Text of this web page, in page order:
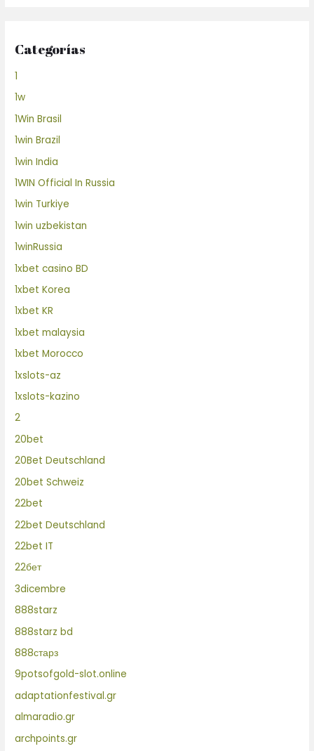
Categorías
1
1w
1Win Brasil
1win Brazil
1win India
1WIN Official In Russia
1win Turkiye
1win uzbekistan
1winRussia
1xbet casino BD
1xbet Korea
1xbet KR
1xbet malaysia
1xbet Morocco
1xslots-az
1xslots-kazino
2
20bet
20Bet Deutschland
20bet Schweiz
22bet
22bet Deutschland
22bet IT
22бет
3dicembre
888starz
888starz bd
888старз
9potsofgold-slot.online
adaptationfestival.gr
almaradio.gr
archpoints.gr